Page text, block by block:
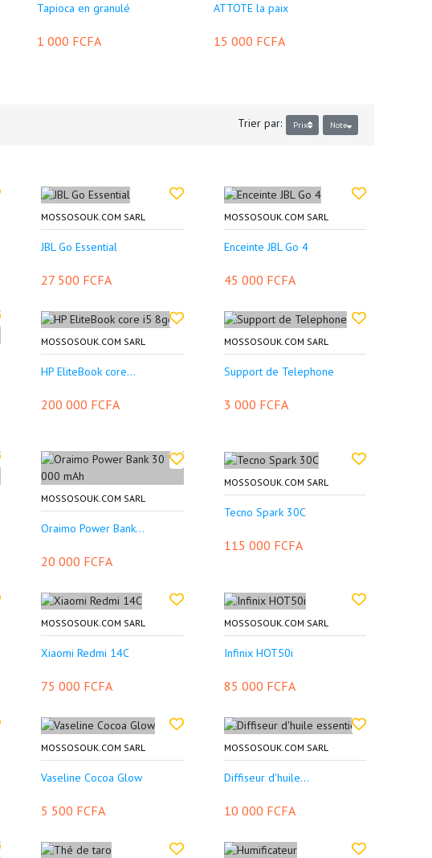
Tapioca en granulé
1 000 FCFA
ATTOTE la paix
15 000 FCFA
Trier par: Prix Note
MOSSOSOUK.COM SARL
JBL Go Essential
27 500 FCFA
MOSSOSOUK.COM SARL
Enceinte JBL Go 4
45 000 FCFA
MOSSOSOUK.COM SARL
HP EliteBook core...
200 000 FCFA
MOSSOSOUK.COM SARL
Support de Telephone
3 000 FCFA
MOSSOSOUK.COM SARL
Oraimo Power Bank...
20 000 FCFA
MOSSOSOUK.COM SARL
Tecno Spark 30C
115 000 FCFA
MOSSOSOUK.COM SARL
Xiaomi Redmi 14C
75 000 FCFA
MOSSOSOUK.COM SARL
Infinix HOT50i
85 000 FCFA
MOSSOSOUK.COM SARL
Vaseline Cocoa Glow
5 500 FCFA
MOSSOSOUK.COM SARL
Diffiseur d'huile...
10 000 FCFA